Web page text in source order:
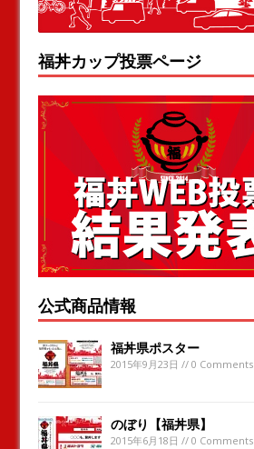
福丼カップ投票ページ
公式商品情報
福丼県ポスター
2015年9月23日 // 0 Comments
のぼり【福丼県】
2015年6月18日 // 0 Comments